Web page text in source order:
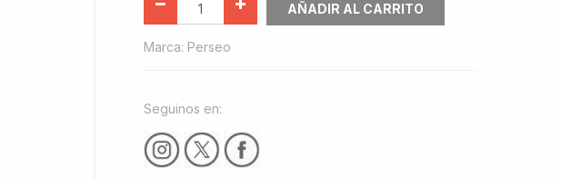
AÑADIR AL CARRITO
Marca: Perseo
Seguinos en: